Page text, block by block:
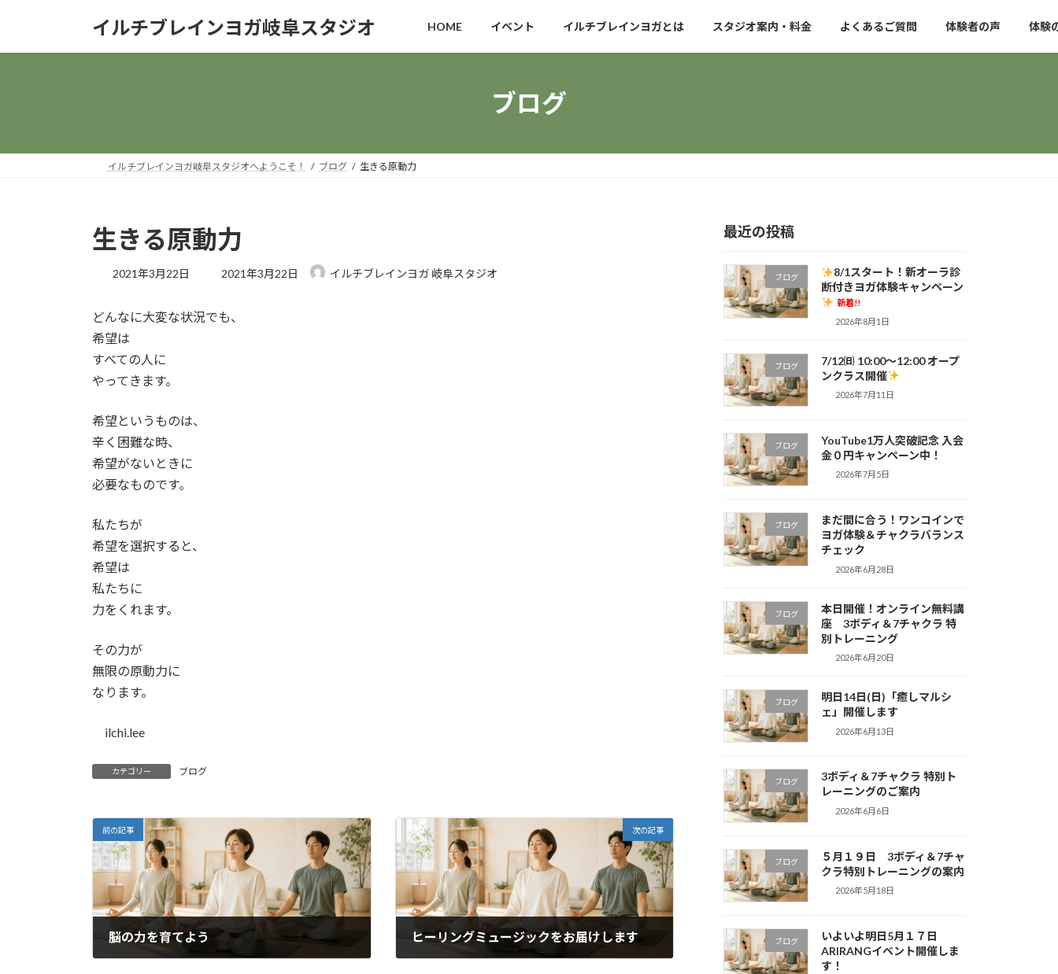
イルチブレインヨガ岐阜スタジオ HOME イベント イルチブレインヨガとは スタジオ案内・料金 よくあるご質問 体験者の声 体験
ブログ
イルチブレインヨガ岐阜スタジオへようこそ！ ブログ 生きる原動力
生きる原動力
2021年3月22日
最
新
2021年3月22日 イルチブレインヨガ 岐阜スタジオ
どんなに大変な状況でも、
希望は
すべての人に
やってきます。
希望というものは、
辛く困難な時、
希望がないときに
必要なものです。
私たちが
希望を選択すると、
希望は
私たちに
力をくれます。
その力が
無限の原動力に
なります。
ilchi.lee
カテゴリー ブログ
前の記事
脳の力を育てよう
次の記事
ヒーリングミュージックをお届けします
最近の投稿
ブログ
8/1スタート！新オーラ診
断付きヨガ体験キャンペーン
新着!!
2026年8月1日
ブログ
7/12㈰ 10:00～12:00 オープ
ンクラス開催
2026年7月11日
ブログ
YouTube1万人突破記念 入会
金０円キャンペーン中！
2026年7月5日
ブログ
まだ間に合う！ワンコインで
ヨガ体験＆チャクラバランス
チェック
2026年6月28日
ブログ
本日開催！オンライン無料講
座 3ボディ＆7チャクラ 特
別トレーニング
2026年6月20日
ブログ
明日14日(日)「癒しマルシ
ェ」開催します
2026年6月13日
ブログ
3ボディ＆7チャクラ 特別ト
レーニングのご案内
2026年6月6日
ブログ
５月１９日 3ボディ＆7チャ
クラ特別トレーニングの案内
2026年5月18日
ブログ
いよいよ明日5月１７日
ARIRANGイベント開催しま
す！